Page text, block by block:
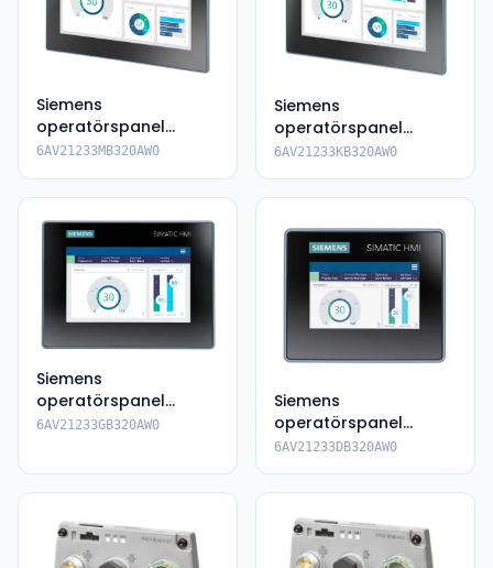
Siemens
operatörspanel
6AV2123-3MB32-
6AV21233MB320AW0
Siemens
operatörspanel
6AV2123-3KB32-0AW0
6AV21233KB320AW0
Siemens
operatörspanel
6AV2123-3GB32-
6AV21233GB320AW0
Siemens
operatörspanel
6AV2123-3DB32-0AW0
6AV21233DB320AW0